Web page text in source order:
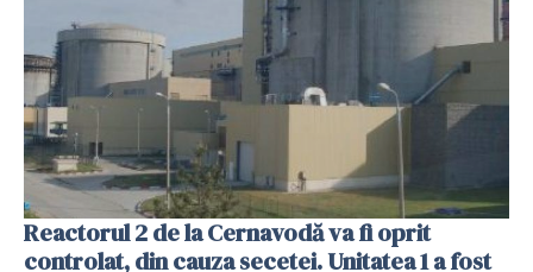
Reactorul 2 de la Cernavodă va fi oprit
controlat, din cauza secetei. Unitatea 1 a fost